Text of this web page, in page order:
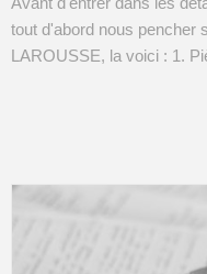
tout d'abord nous pencher
LAROUSSE, la voici : 1.